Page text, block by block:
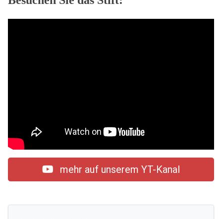
mehr auf unserem YT-Kanal